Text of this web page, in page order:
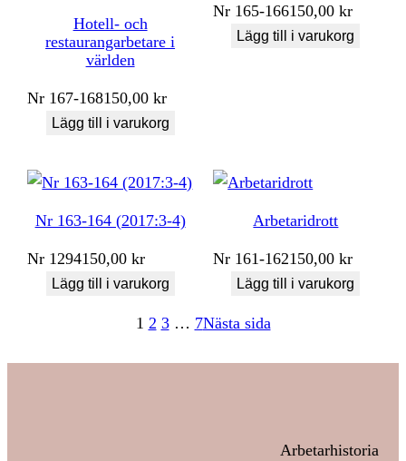
Hotell- och
restaurangarbetare i
världen
Nr 167-168150,00kr
Lägg till i varukorg
Nr 165-166150,00kr
Lägg till i varukorg
Nr 163-164 (2017:3-4)
Nr 1294150,00kr
Lägg till i varukorg
Arbetaridrott
Nr 161-162150,00kr
Lägg till i varukorg
1 2 3 … 7Nästa sida
Arbetarhistoria